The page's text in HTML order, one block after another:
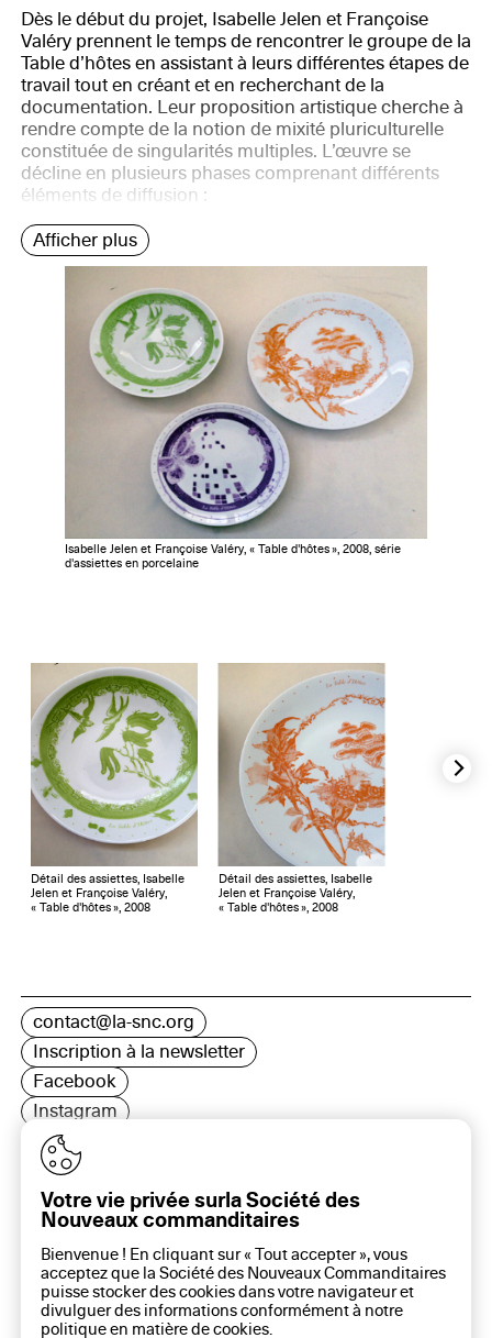
Dès le début du projet, Isabelle Jelen et Françoise
Valéry prennent le temps de rencontrer le groupe de la
Table d’hôtes en assistant à leurs différentes étapes de
travail tout en créant et en recherchant de la
documentation. Leur proposition artistique cherche à
rendre compte de la notion de mixité pluriculturelle
constituée de singularités multiples. L’œuvre se
décline en plusieurs phases comprenant différents
éléments de diffusion :
Afficher plus
Isabelle Jelen et Françoise Valéry, « Table d'hôtes », 2008, série
d'assiettes en porcelaine
Détail des assiettes, Isabelle
Jelen et Françoise Valéry,
« Table d'hôtes », 2008
Détail des assiettes, Isabelle
Jelen et Françoise Valéry,
« Table d'hôtes », 2008
contact@la-snc.org
Inscription à la newsletter
Facebook
Instagram
LinkedIn
16 rue Rambuteau, 75003 Paris
Plan du site
Aide sur ce site
Gestion des cookies
Votre vie privée surla Société des
Nouveaux commanditaires
Bienvenue ! En cliquant sur « Tout accepter », vous
acceptez que la Société des Nouveaux Commanditaires
puisse stocker des cookies dans votre navigateur et
divulguer des informations conformément à notre
politique en matière decookies.